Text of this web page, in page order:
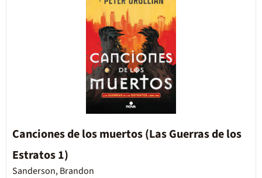
Canciones de los muertos (Las Guerras de los
Estratos 1)
Sanderson, Brandon